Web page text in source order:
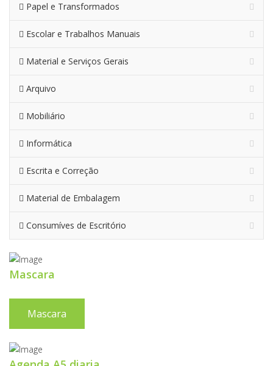
Papel e Transformados
Escolar e Trabalhos Manuais
Material e Serviços Gerais
Arquivo
Mobiliário
Informática
Escrita e Correção
Material de Embalagem
Consumíves de Escritório
Mascara
Mascara